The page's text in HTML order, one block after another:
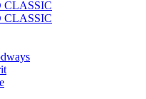
CLASSIC
CLASSIC